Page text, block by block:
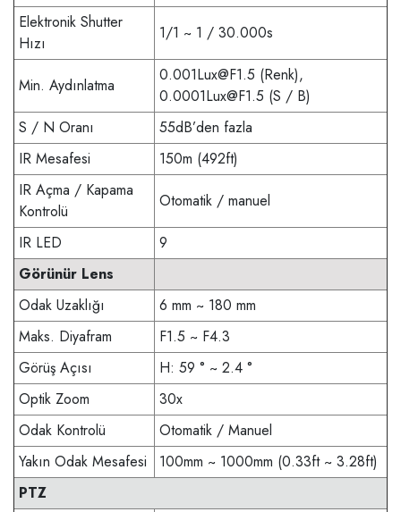
Elektronik Shutter
Hızı
1/1 ~ 1 / 30.000s
Min. Aydınlatma
0.001Lux@F1.5 (Renk),
0.0001Lux@F1.5 (S / B)
S / N Oranı
55dB’den fazla
IR Mesafesi
150m (492ft)
IR Açma / Kapama
Kontrolü
Otomatik / manuel
IR LED
9
Görünür Lens
Odak Uzaklığı
6 mm ~ 180 mm
Maks. Diyafram
F1.5 ~ F4.3
Görüş Açısı
H: 59 ° ~ 2.4 °
Optik Zoom
30x
Odak Kontrolü
Otomatik / Manuel
Yakın Odak Mesafesi
100mm ~ 1000mm (0.33ft ~ 3.28ft)
PTZ